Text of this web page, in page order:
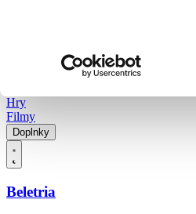
Hry
Filmy
Doplnky
Beletria